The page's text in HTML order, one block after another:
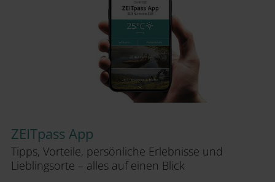
ZEITpass App
Tipps, Vorteile, persönliche Erlebnisse und
Lieblingsorte – alles auf einen Blick